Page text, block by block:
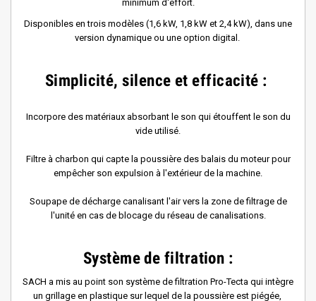
minimum d'effort.
Disponibles en trois modèles (1,6 kW, 1,8 kW et 2,4 kW), dans une
version dynamique ou une option digital.
Simplicité, silence et efficacité :
Incorpore des matériaux absorbant le son qui étouffent le son du
vide utilisé.
Filtre à charbon qui capte la poussière des balais du moteur pour
empêcher son expulsion à l'extérieur de la machine.
Soupape de décharge canalisant l'air vers la zone de filtrage de
l'unité en cas de blocage du réseau de canalisations.
Système de filtration :
SACH a mis au point son système de filtration Pro-Tecta qui intègre
un grillage en plastique sur lequel de la poussière est piégée,